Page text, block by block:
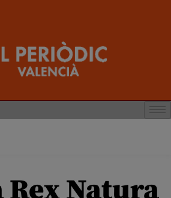
Rex Natura